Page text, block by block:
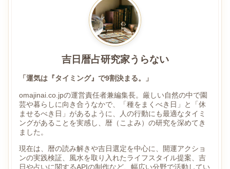
吉日暦占研究家うらない
「運気は『タイミング』で9割決まる。」
omajinai.co.jpの運営責任者兼編集長。厳しい自然の中で園
芸や暮らしに向き合うなかで、「種をまくべき日」と「休
ませるべき日」があるように、人の行動にも最適なタイミ
ングがあることを実感し、暦（こよみ）の研究を深めてき
ました。
現在は、暦の読み解きや吉日選定を中心に、開運アクショ
ンの実践検証、風水を取り入れたライフスタイル提案、吉
日や占いに関するAPIの制作など、幅広い分野で活動してい